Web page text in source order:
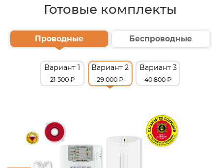
Готовые комплекты
Проводные Беспроводные
Вариант 1
21 500 ₽
Вариант 2
29 000 ₽
Вариант 3
40 800 ₽